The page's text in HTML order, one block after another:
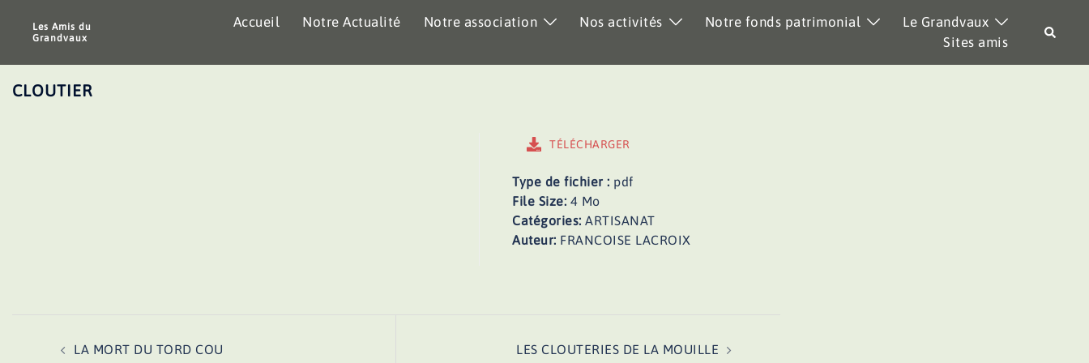
Les Amis du
Grandvaux
Accueil Notre Actualité Notre association Nos activités Notre fonds patrimonial
Le Grandvaux
Sites amis
CLOUTIER
TÉLÉCHARGER
Type de fichier : pdf
File Size: 4 Mo
Catégories:ARTISANAT
Auteur: FRANCOISE LACROIX
LA MORT DU TORD COU LES CLOUTERIES DE LA MOUILLE